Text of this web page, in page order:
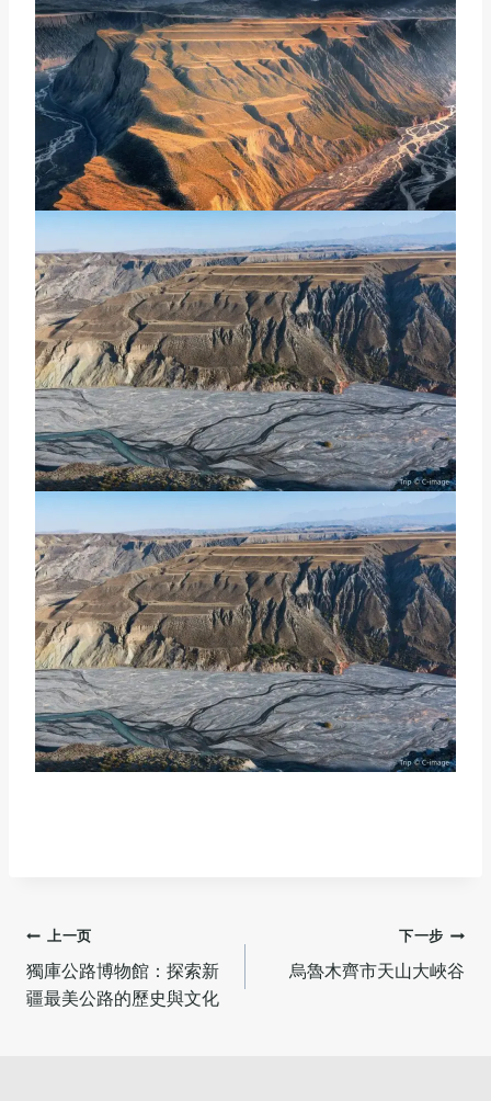
文
章
上一页
‌獨庫公路博物館：探索新
疆最美公路的歷史與文化
下一步
烏魯木齊市天山大峽谷